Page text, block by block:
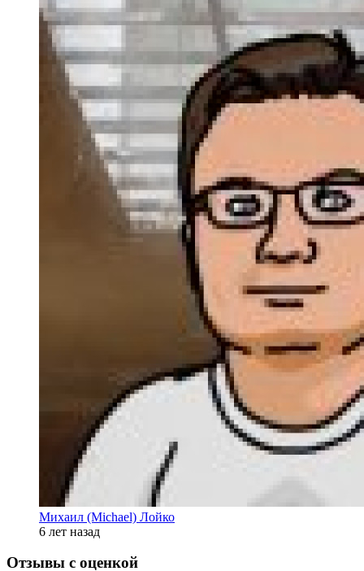
Михаил (Michael) Лойко
6 лет назад
Отзывы с оценкой